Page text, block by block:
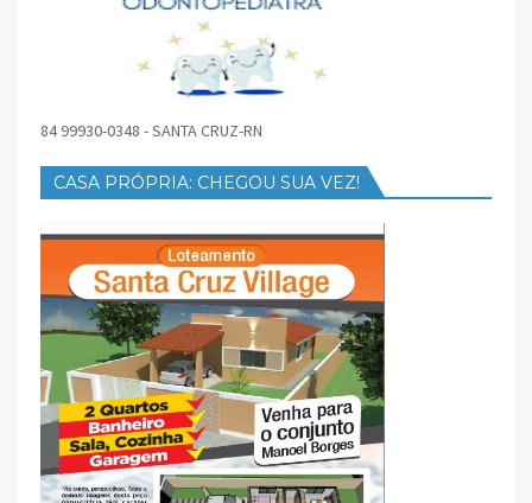
84 99930-0348 - SANTA CRUZ-RN
CASA PRÓPRIA: CHEGOU SUA VEZ!